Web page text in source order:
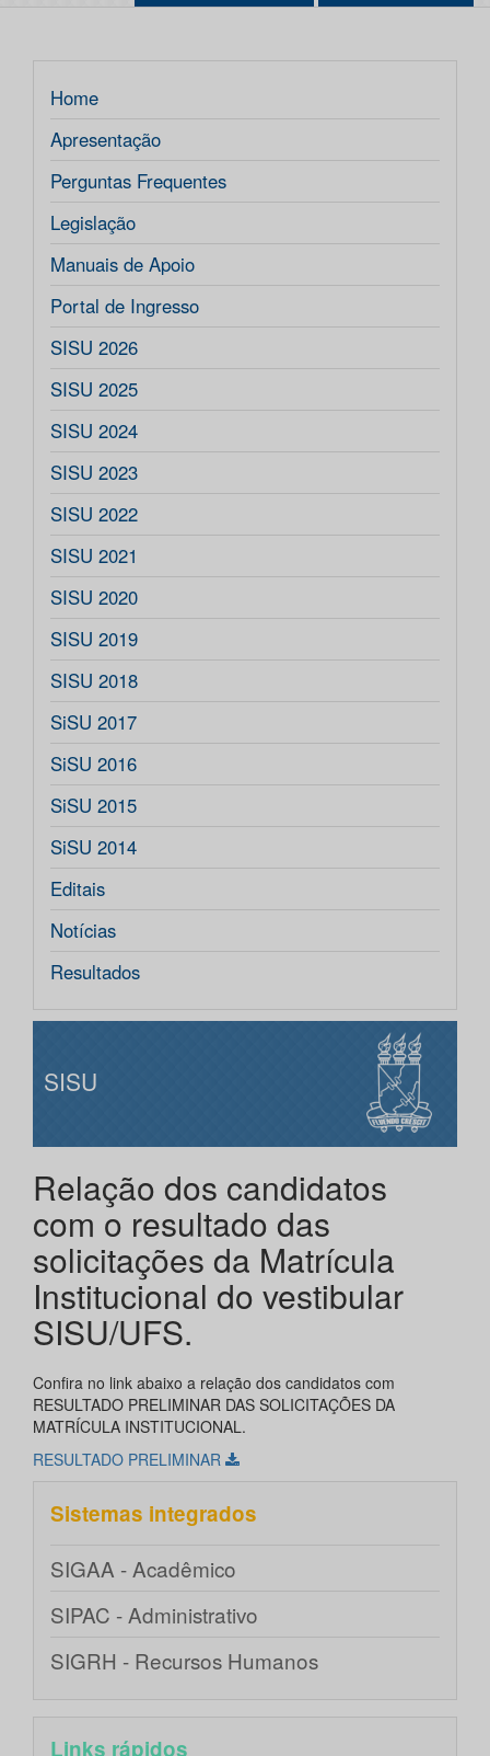
Home
Apresentação
Perguntas Frequentes
Legislação
Manuais de Apoio
Portal de Ingresso
SISU 2026
SISU 2025
SISU 2024
SISU 2023
SISU 2022
SISU 2021
SISU 2020
SISU 2019
SISU 2018
SiSU 2017
SiSU 2016
SiSU 2015
SiSU 2014
Editais
Notícias
Resultados
SISU
Relação dos candidatos
com o resultado das
solicitações da Matrícula
Institucional do vestibular
SISU/UFS.
Confira no link abaixo a relação dos candidatos com
RESULTADO PRELIMINAR DAS SOLICITAÇÕES DA
MATRÍCULA INSTITUCIONAL.
RESULTADO PRELIMINAR
Sistemas integrados
SIGAA - Acadêmico
SIPAC - Administrativo
SIGRH - Recursos Humanos
Links rápidos